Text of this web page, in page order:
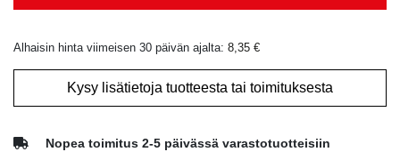
Alhaisin hinta viimeisen 30 päivän ajalta: 8,35 €
Kysy lisätietoja tuotteesta tai toimituksesta
Nopea toimitus 2-5 päivässä varastotuotteisiin